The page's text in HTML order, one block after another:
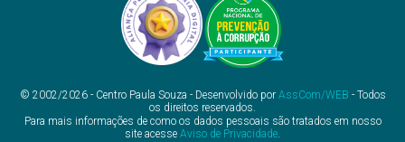
© 2002/2026 - Centro Paula Souza - Desenvolvido por AssCom/WEB - Todos
os direitos reservados.
Para mais informações de como os dados pessoais são tratados em nosso
site acesse Aviso de Privacidade.